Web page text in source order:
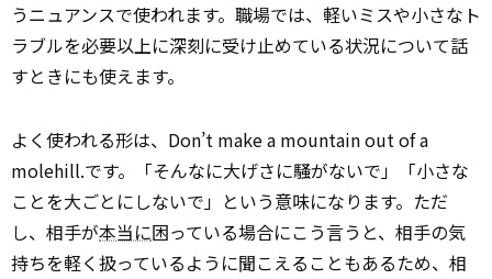
うニュアンスで使われます。職場では、軽いミスや小さなト
ラブルを必要以上に深刻に受け止めている状況について話
すときにも使えます。
よく使われる形は、Don’t make a mountain out of a
molehill.です。「そんなに大げさに騒がないで」「小さな
ことを大ごとにしないで」という意味になります。ただ
し、相手が本当に困っている場合にこう言うと、相手の気
持ちを軽く扱っているように聞こえることもあるため、相